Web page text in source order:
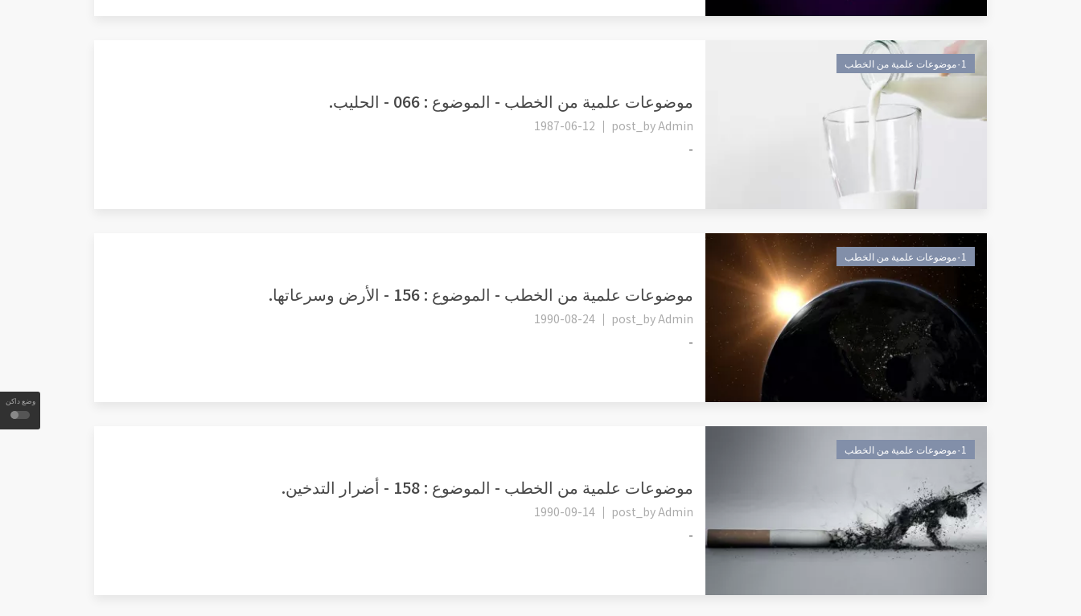
وضع داكن
٠1موضوعات علمية من الخطب
موضوعات علمية من الخطب - الموضوع : 066 - الحليب.
post_byAdmin
1987-06-12
-
٠1موضوعات علمية من الخطب
موضوعات علمية من الخطب - الموضوع : 156 - الأرض وسرعاتها.
post_byAdmin
1990-08-24
-
٠1موضوعات علمية من الخطب
موضوعات علمية من الخطب - الموضوع : 158 - أضرار التدخين.
post_byAdmin
1990-09-14
-